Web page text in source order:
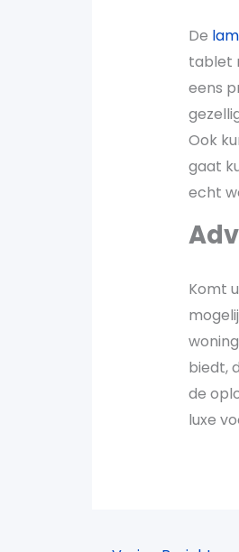
De
tablet
eens
Ook
gaat
echt
Komt
biedt,
de
luxe